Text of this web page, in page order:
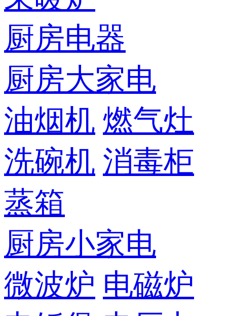
厨房电器
厨房大家电
油烟机 燃气灶
洗碗机 消毒柜
蒸箱
厨房小家电
微波炉 电磁炉